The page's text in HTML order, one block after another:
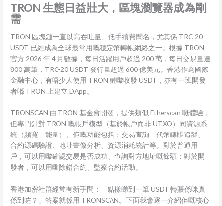
TRON 生態日益壯大，區塊瀏覽器成為剛
需
TRON 區塊鏈一直以高吞吐量、低手續費聞名，尤其係 TRC-20
USDT 已經成為全球最常用嘅穩定幣轉帳網絡之一。根據 TRON
官方 2026 年 4 月數據，每日活躍用戶超過 200 萬，每日交易量達
800 萬筆，TRC-20 USDT 發行量超過 600 億美元。香港作為國際
金融中心，有唔少人使用 TRON 鏈嚟收發 USDT，亦有一班開發
者喺 TRON 上建立 DApp。
TRONSCAN 由 TRON 基金會開發，提供類似 Etherscan 嘅體驗，
但專門針對 TRON 嘅帳戶模型（基於帳戶而非 UTXO）同資源系
統（頻寬、能量）。佢嘅功能包括：交易查詢、代幣轉賬追蹤、
合約源碼驗證、地址畫像分析、資源消耗統計等。對於普通用
戶，可以用嚟確認交易是否成功、查詢對方地址嘅餘額；對於開
發者，可以用嚟除錯合約、監察合約活動。
香港加密社群經常有新手問：「點樣睇到一筆 USDT 轉賬係咪真
係到咗？」答案就係用 TRONSCAN。下面我會逐一介紹佢嘅核心